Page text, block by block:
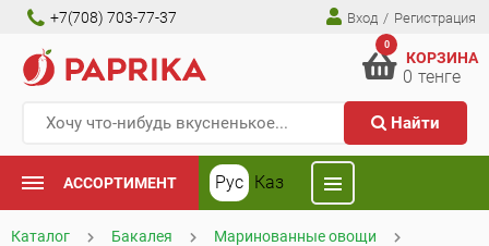
+7(708) 703-77-37 Вход / Регистрация
Найти
0
КОРЗИНА
0 тенге
АССОРТИМЕНТ Рус Каз
Каталог Бакалея
Маринованные овощи